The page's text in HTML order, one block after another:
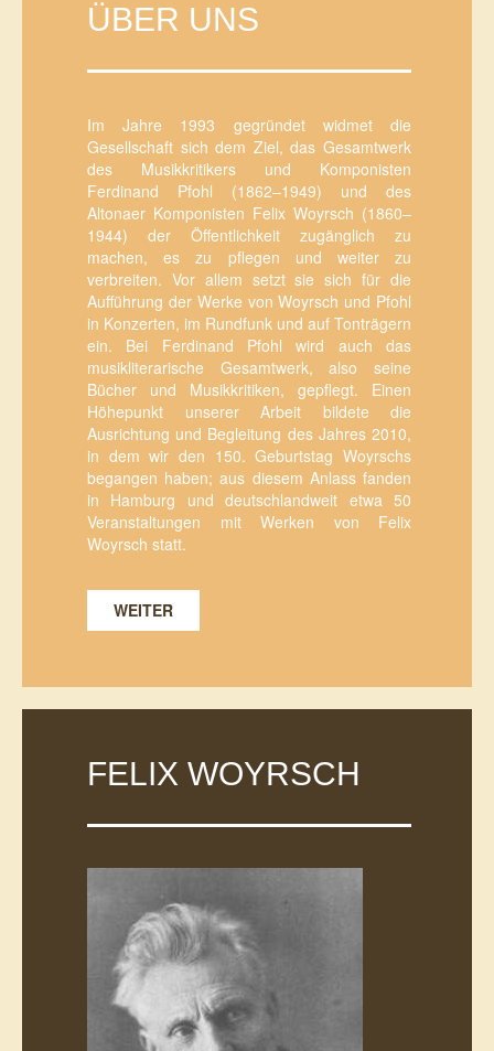
ÜBER UNS
Im Jahre 1993 gegründet widmet die
Gesellschaft sich dem Ziel, das Gesamtwerk
des Musikkritikers und Komponisten
Ferdinand Pfohl (1862–1949) und des
Altonaer Komponisten Felix Woyrsch (1860–
1944) der Öffentlichkeit zugänglich zu
machen, es zu pflegen und weiter zu
verbreiten. Vor allem setzt sie sich für die
Aufführung der Werke von Woyrsch und Pfohl
in Konzerten, im Rundfunk und auf Tonträgern
ein. Bei Ferdinand Pfohl wird auch das
musikliterarische Gesamtwerk, also seine
Bücher und Musikkritiken, gepflegt. Einen
Höhepunkt unserer Arbeit bildete die
Ausrichtung und Begleitung des Jahres 2010,
in dem wir den 150. Geburtstag Woyrschs
begangen haben; aus diesem Anlass fanden
in Hamburg und deutschlandweit etwa 50
Veranstaltungen mit Werken von Felix
Woyrsch statt.
WEITER
FELIX WOYRSCH